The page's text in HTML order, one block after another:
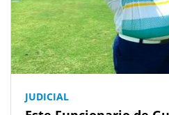
JUDICIAL